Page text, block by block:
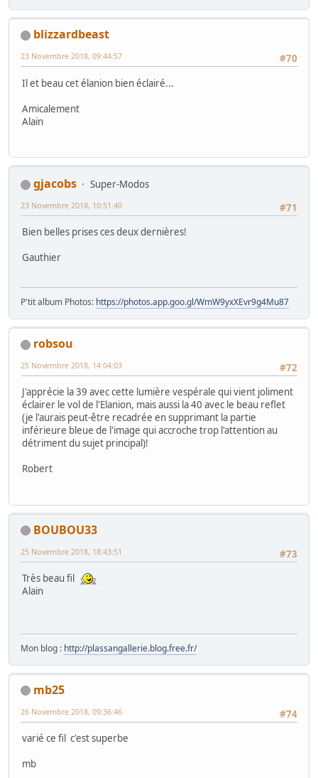
blizzardbeast
#70
23 Novembre 2018, 09:44:57
Il et beau cet élanion bien éclairé...
Amicalement
Alain
gjacobs
Super-Modos
#71
23 Novembre 2018, 10:51:40
Bien belles prises ces deux dernières!
Gauthier
P'tit album Photos: https://photos.app.goo.gl/WmW9yxXEvr9g4Mu87
robsou
#72
25 Novembre 2018, 14:04:03
J'apprécie la 39 avec cette lumière vespérale qui vient joliment
éclairer le vol de l'Elanion, mais aussi la 40 avec le beau reflet
(je l'aurais peut-être recadrée en supprimant la partie
inférieure bleue de l'image qui accroche trop l'attention au
détriment du sujet principal)!
Robert
BOUBOU33
#73
25 Novembre 2018, 18:43:51
Très beau fil
Alain
Mon blog : http://plassangallerie.blog.free.fr/
mb25
#74
26 Novembre 2018, 09:36:46
varié ce fil c'est superbe
mb